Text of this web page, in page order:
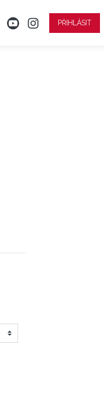
PŘIHLÁSIT